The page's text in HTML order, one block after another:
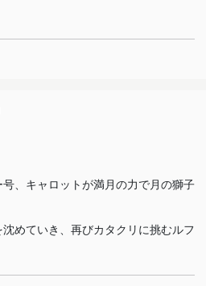
、キャロットが満月の力で月の獅子
めていき、再びカタクリに挑むルフ